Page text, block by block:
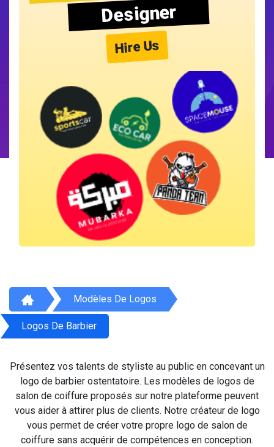
Designer
Hire Us
Modèles De Logos
Logos De Barbier
Présentez vos talents de styliste au public en concevant un
logo de barbier ostentatoire. Les modèles de logos de
salon de coiffure proposés sur notre plateforme peuvent
vous aider à attirer plus de clients. Notre créateur de logo
vous permet de créer votre propre logo de salon de
coiffure sans acquérir de compétences en conception.